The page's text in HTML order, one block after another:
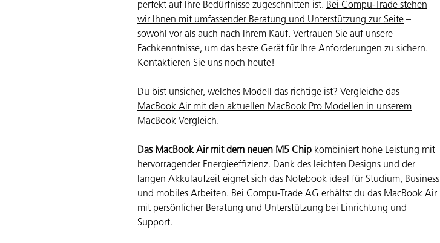
perfekt auf Ihre Bedürfnisse zugeschnitten ist. Bei Compu-Trade stehen
wir Ihnen mit umfassender Beratung und Unterstützung zur Seite –
sowohl vor als auch nach Ihrem Kauf. Vertrauen Sie auf unsere
Fachkenntnisse, um das beste Gerät für Ihre Anforderungen zu sichern.
Kontaktieren Sie uns noch heute!
Du bist unsicher, welches Modell das richtige ist? Vergleiche das
MacBook Air mit den aktuellen MacBook Pro Modellen in unserem
MacBook Vergleich.
Das MacBook Air mit dem neuen M5 Chip kombiniert hohe Leistung mit
hervorragender Energieeffizienz. Dank des leichten Designs und der
langen Akkulaufzeit eignet sich das Notebook ideal für Studium, Business
und mobiles Arbeiten. Bei Compu-Trade AG erhältst du das MacBook Air
mit persönlicher Beratung und Unterstützung bei Einrichtung und
Support.